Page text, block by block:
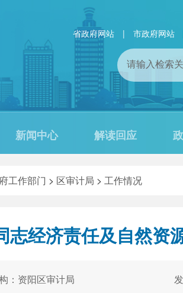
省政府网站 | 市政府网站
新闻中心 解读回应
工作部门 > 区审计局 > 工作情况
经济责任及自然资
：资阳区审计局